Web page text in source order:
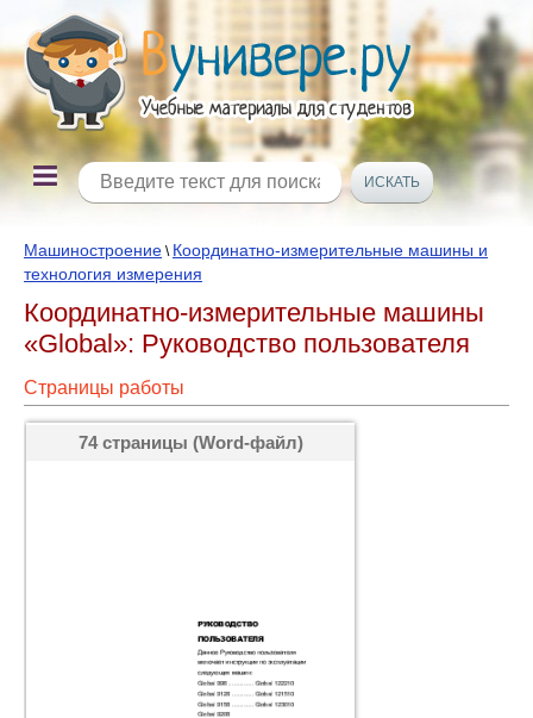
Машиностроение \ Координатно-измерительные машины и
технология измерения
Координатно-измерительные машины
«Global»: Руководство пользователя
Страницы работы
74 страницы (Word-файл)